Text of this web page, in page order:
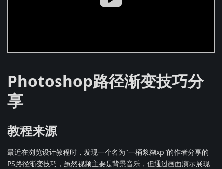
Photoshop路径渐变技巧分
享
教程来源
最近在浏览设计教程时，发现一个名为"一桶浆糊xp"的作者分享的
PS路径渐变技巧，虽然视频主要是背景音乐，但通过画面演示展现